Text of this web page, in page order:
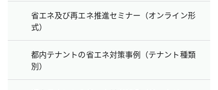
省エネ及び再エネ推進セミナー（オンライン形
式）
都内テナントの省エネ対策事例（テナント種類
別）